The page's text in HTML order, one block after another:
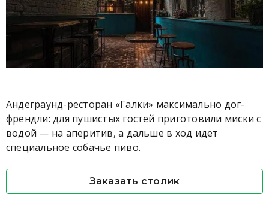
Андеграунд-ресторан «Галки» максимально дог-
френдли: для пушистых гостей приготовили миски с
водой — на аперитив, а дальше в ход идет
специальное собачье пиво.
Заказать столик